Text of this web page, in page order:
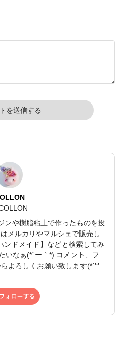
を送信する
ンや樹脂粘土で作ったものを投
メルカリやマルシェで販売し
ンドメイド】などと検索してみ
いなぁ(*´ー｀*) コメント、フ
よろしくお願い致します(*´꒳